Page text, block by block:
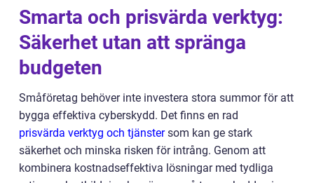
Smarta och prisvärda verktyg:
Säkerhet utan att spränga
budgeten
Småföretag behöver inte investera stora summor för att
bygga effektiva cyberskydd. Det finns en rad
prisvärda verktyg och tjänstersom kan ge stark
säkerhet och minska risken för intrång. Genom att
kombinera kostnadseffektiva lösningar med tydliga